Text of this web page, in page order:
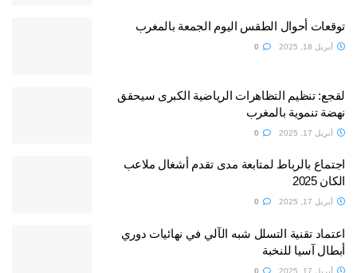
توقعات أحوال الطقس اليوم الجمعة بالمغرب
أبريل 18, 2025
لقجع: تنظيم التظاهرات الرياضية الكبرى سيحقق
نهضة تنموية بالمغرب
أبريل 17, 2025
اجتماع بالرباط لمتابعة مدى تقدم أشغال ملاعب
الكان 2025
أبريل 17, 2025
اعتماد تقنية التسلل شبه الآلي في نهائيات دوري
أبطال آسيا للنخبة
أبريل 17, 2025